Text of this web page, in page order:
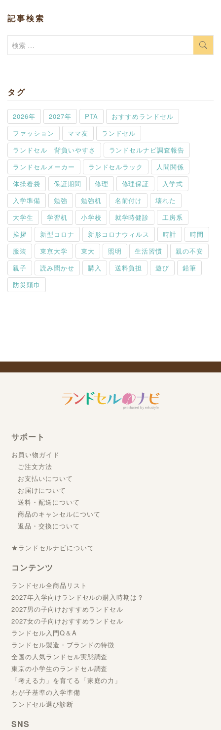
記事検索
検
タグ
2026年 2027年 PTA
おすすめランドセル
ファッション
ママ友
ランドセル
ランドセル 背負いやすさ
ランドセルナビ調査報告
ランドセルメーカー
ランドセルラック
人間関係
体操着袋
保証期間 修理 修理保証
入学式
入学準備
勉強 勉強机 名前付け
壊れた
大学生
学習机 小学校 就学時健診
工房系
挨拶
新型コロナ 新形コロナウィルス 時計
時間
服装
東京大学 東大 照明 生活習慣
親の不安
親子
読み聞かせ 購入 送料負担 遊び
鉛筆
防災頭巾
サポート
お買い物ガイド
ご注文方法
お支払いについて
お届けについて
送料・配送について
商品のキャンセルについて
返品・交換について
★ランドセルナビについて
コンテンツ
ランドセル全商品リスト
2027年入学向けランドセルの購入時期は？
2027男の子向けおすすめランドセル
2027女の子向けおすすめランドセル
ランドセル入門Q＆A
ランドセル製造・ブランドの特徴
全国の人気ランドセル実態調査
東京の小学生のランドセル調査
「考える力」を育てる「家庭の力」
わが子基準の入学準備
ランドセル選び診断
SNS